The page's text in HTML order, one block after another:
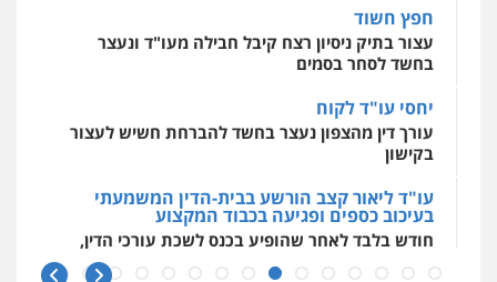
חפץ חשוד
עצור בתיק ניסיון רצח קיבל חבילה מעו"ד ונעצר
בחשד לסחר בסמים
יחסי עו"ד לקוח
עורך דין מהצפון נעצר בחשד להברחת חשיש לעצור
בקישון
עו"ד ליאור קצב הורשע בבית-הדין המשמעתי
בעיכוב כספים ופגיעה בכבוד המקצוע
חודש בלבד לאחר שהופיע בכנס לשכת עורכי הדין,
קצב הורשע